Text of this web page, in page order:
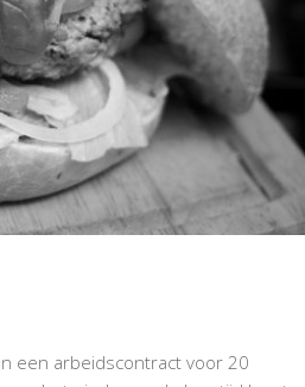
een arbeidscontract voor 20